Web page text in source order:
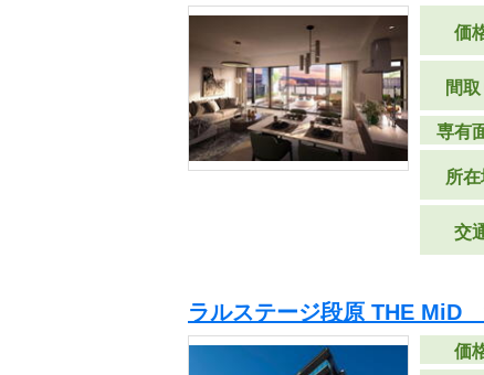
価
間取
専有
所
交
ラルステージ段原 THE MiD
価